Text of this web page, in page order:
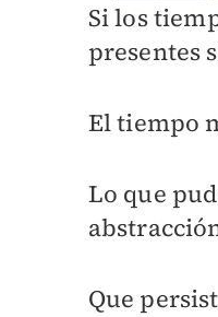
Si los
presentes
El tiempo
Lo que
Que